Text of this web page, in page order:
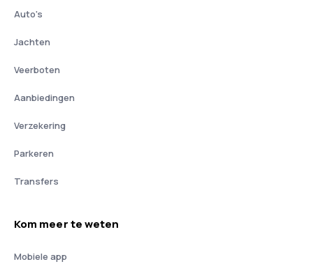
Auto's
Jachten
Veerboten
Aanbiedingen
Verzekering
Parkeren
Transfers
Kom meer te weten
Mobiele app